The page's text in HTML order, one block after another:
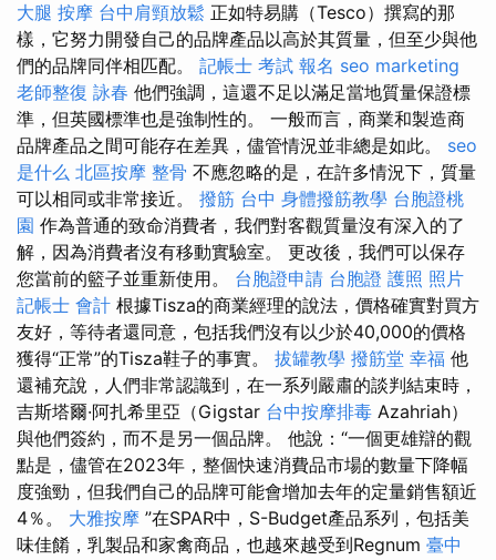
大腿 按摩 台中肩頸放鬆 正如特易購（Tesco）撰寫的那
樣，它努力開發自己的品牌產品以高於其質量，但至少與他
們的品牌同伴相匹配。 記帳士 考試 報名 seo marketing
老師整復 詠春 他們強調，這還不足以滿足當地質量保證標
準，但英國標準也是強制性的。 一般而言，商業和製造商
品牌產品之間可能存在差異，儘管情況並非總是如此。 seo
是什么 北區按摩 整骨 不應忽略的是，在許多情況下，質量
可以相同或非常接近。 撥筋 台中 身體撥筋教學 台胞證桃
園 作為普通的致命消費者，我們對客觀質量沒有深入的了
解，因為消費者沒有移動實驗室。 更改後，我們可以保存
您當前的籃子並重新使用。 台胞證申請 台胞證 護照 照片
記帳士 會計 根據Tisza的商業經理的說法，價格確實對買方
友好，等待者還同意，包括我們沒有以少於40,000的價格
獲得“正常”的Tisza鞋子的事實。 拔罐教學 撥筋堂 幸福 他
還補充說，人們非常認識到，在一系列嚴肅的談判結束時，
吉斯塔爾·阿扎希里亞（Gigstar 台中按摩排毒 Azahriah）
與他們簽約，而不是另一個品牌。 他說：“一個更雄辯的觀
點是，儘管在2023年，整個快速消費品市場的數量下降幅
度強勁，但我們自己的品牌可能會增加去年的定量銷售額近
4％。 大雅按摩 ”在SPAR中，S-Budget產品系列，包括美
味佳餚，乳製品和家禽商品，也越來越受到Regnum 臺中